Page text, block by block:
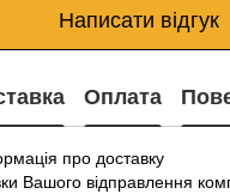
Написати відгук
Оплата
про доставку
Вашого відправлення